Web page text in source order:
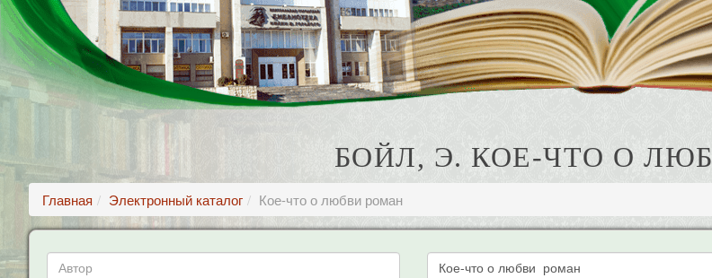
БОЙЛ, Э. КОЕ-ЧТО О
Главная Электронный каталог Кое-что о любви роман